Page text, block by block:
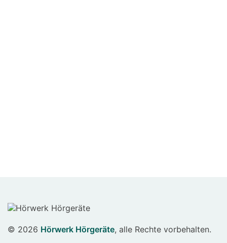
© 2026 Hörwerk Hörgeräte, alle Rechte vorbehalten.